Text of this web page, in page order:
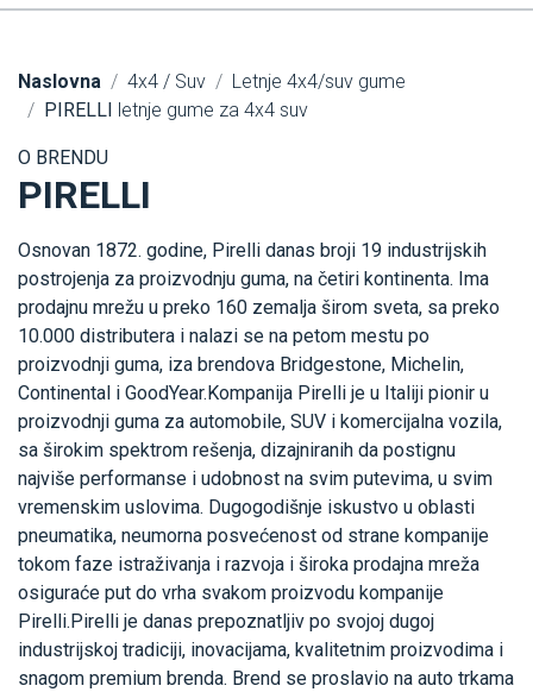
Naslovna 4x4 / Suv
Letnje 4x4/suv gume
PIRELLI
letnje gume za 4x4 suv
O BRENDU
PIRELLI
Osnovan 1872. godine, Pirelli danas broji 19 industrijskih
postrojenja za proizvodnju guma, na četiri kontinenta. Ima
prodajnu mrežu u preko 160 zemalja širom sveta, sa preko
10.000 distributera i nalazi se na petom mestu po
proizvodnji guma, iza brendova Bridgestone, Michelin,
Continental i GoodYear.Kompanija Pirelli je u Italiji pionir u
proizvodnji guma za automobile, SUV i komercijalna vozila,
sa širokim spektrom rešenja, dizajniranih da postignu
najviše performanse i udobnost na svim putevima, u svim
vremenskim uslovima. Dugogodišnje iskustvo u oblasti
pneumatika, neumorna posvećenost od strane kompanije
tokom faze istraživanja i razvoja i široka prodajna mreža
osiguraće put do vrha svakom proizvodu kompanije
Pirelli.Pirelli je danas prepoznatljiv po svojoj dugoj
industrijskoj tradiciji, inovacijama, kvalitetnim proizvodima i
snagom premium brenda. Brend se proslavio na auto trkama